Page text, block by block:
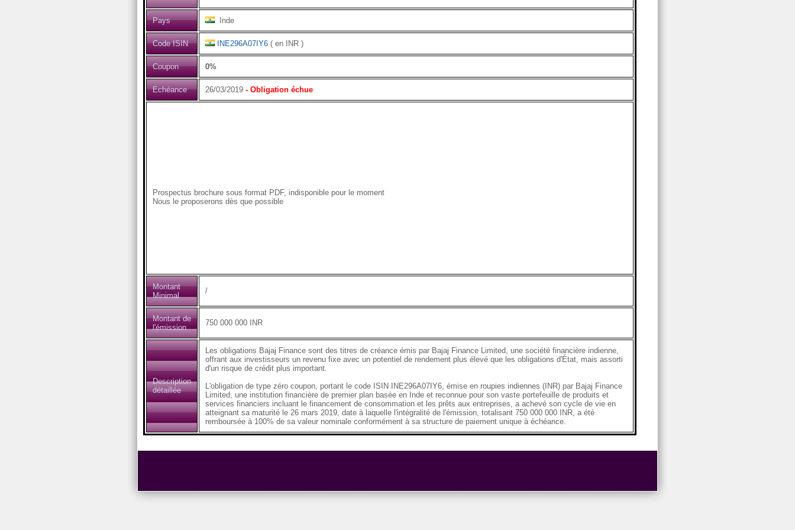
Pays Inde
Code ISIN INE296A07IY6( en INR )
Coupon 0%
Echéance 26/03/2019- Obligation échue
Prospectus brochure sous format PDF, indisponible pour le moment
Nous le proposerons dès que possible
Montant
Minimal
/
Montant de
l'émission
750 000 000 INR
Description
détaillée
Les obligations Bajaj Finance sont des titres de créance émis par Bajaj Finance Limited, une société financière indienne,
offrant aux investisseurs un revenu fixe avec un potentiel de rendement plus élevé que les obligations d'État, mais assorti
d'un risque de crédit plus important.
L'obligation de type zéro coupon, portant le code ISIN INE296A07IY6, émise en roupies indiennes (INR) par Bajaj Finance
Limited, une institution financière de premier plan basée en Inde et reconnue pour son vaste portefeuille de produits et
services financiers incluant le financement de consommation et les prêts aux entreprises, a achevé son cycle de vie en
atteignant sa maturité le 26 mars 2019, date à laquelle l'intégralité de l'émission, totalisant 750 000 000 INR, a été
remboursée à 100% de sa valeur nominale conformément à sa structure de paiement unique à échéance.